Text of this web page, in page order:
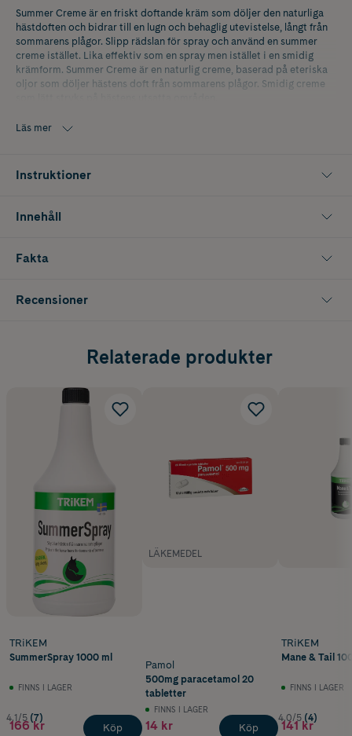
Summer Creme är en friskt doftande kräm som döljer den naturliga
hästdoften och bidrar till en lugn och behaglig utevistelse, långt från
sommarens plågor. Slipp rädslan för spray och använd en summer
creme istället. Lika effektiv som en spray men istället i en smidig
krämform. Summer Creme är en naturlig creme, baserad på eteriska
oljor som döljer hästens doft från sommarens plågor. Smidig creme
Läs mer
Instruktioner
Innehåll
Fakta
Recensioner
Relaterade produkter
TRiKEM
SummerSpray 1000 ml
FINNS I LAGER
4.1/5 (7)
166 kr Köp
LÄKEMEDEL
Pamol
500mg paracetamol 20
tabletter
FINNS I LAGER
14 kr Köp
TRiKEM
Mane & Tail
FINNS I LAGER
4.0/5 (4)
141 kr